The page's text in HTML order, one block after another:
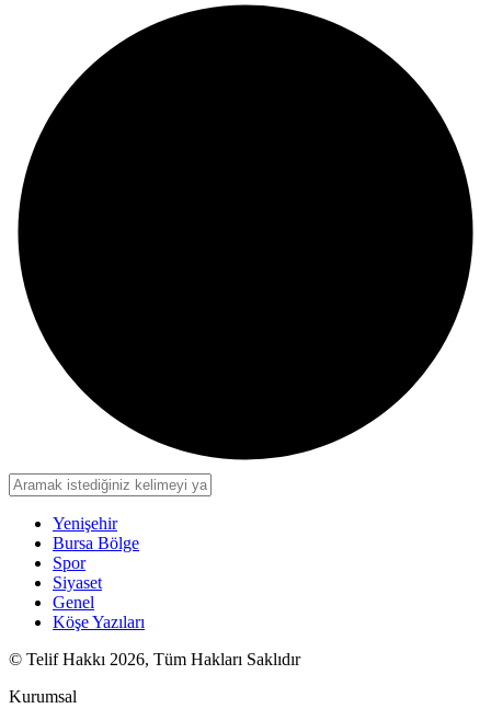
Yenişehir
Bursa Bölge
Spor
Siyaset
Genel
Köşe Yazıları
© Telif Hakkı 2026, Tüm Hakları Saklıdır
Kurumsal